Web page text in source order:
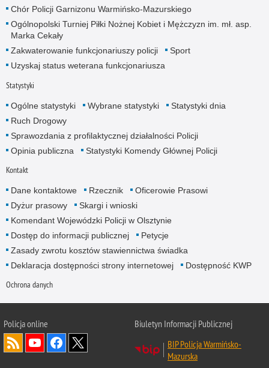
Chór Policji Garnizonu Warmińsko-Mazurskiego
Ogólnopolski Turniej Piłki Nożnej Kobiet i Mężczyzn im. mł. asp.
Marka Cekały
Zakwaterowanie funkcjonariuszy policji
Sport
Uzyskaj status weterana funkcjonariusza
Statystyki
Ogólne statystyki Wybrane statystyki
Statystyki dnia
Ruch Drogowy
Sprawozdania z profilaktycznej działalności Policji
Opinia publiczna
Statystyki Komendy Głównej Policji
Kontakt
Dane kontaktowe Rzecznik
Oficerowie Prasowi
Dyżur prasowy
Skargi i wnioski
Komendant Wojewódzki Policji w Olsztynie
Dostęp do informacji publicznej
Petycje
Zasady zwrotu kosztów stawiennictwa świadka
Deklaracja dostępności strony internetowej
Dostępność KWP
Ochrona danych
Policja online
Biuletyn Informacji Publicznej
BIP Policja Warmińsko-
Mazurska